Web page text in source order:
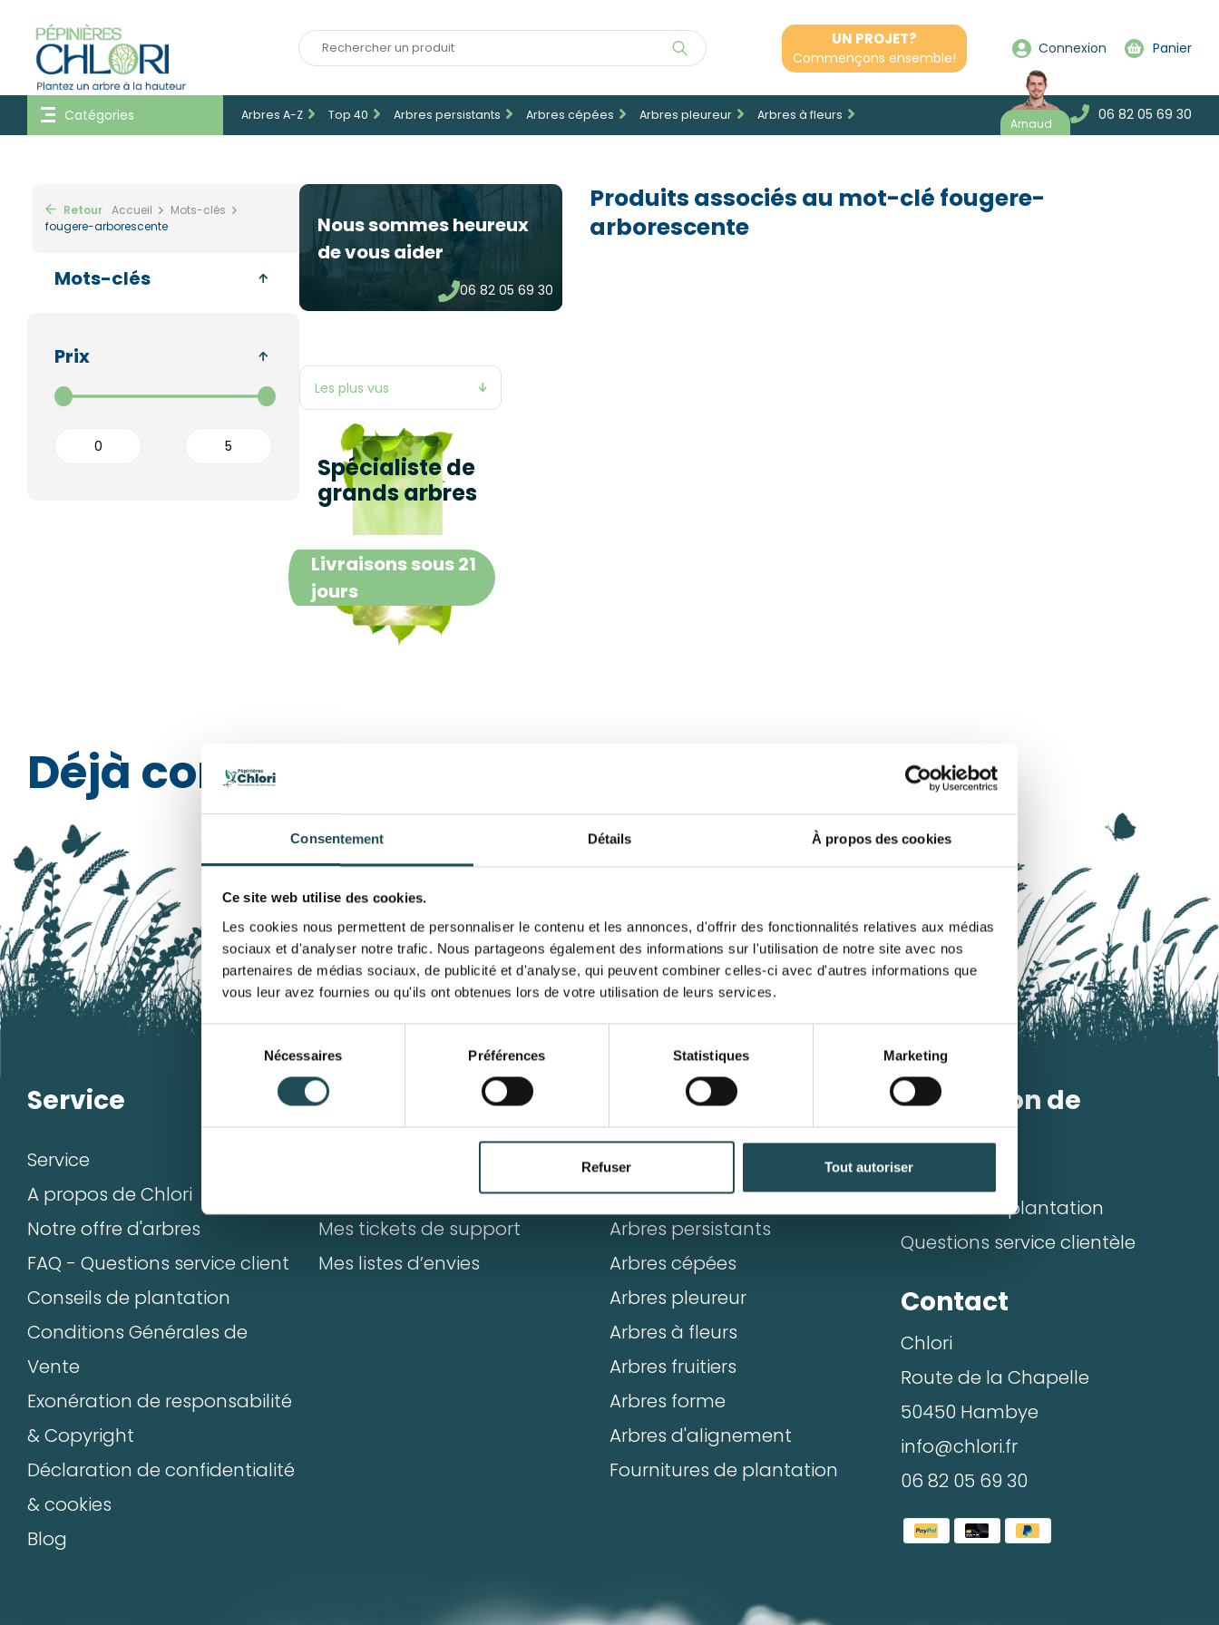
Consentement Détails À propos des cookies
Ce site web utilise des cookies.
Les cookies nous permettent de personnaliser le contenu et les annonces, d'offrir des fonctionnalités relatives aux médias
sociaux et d'analyser notre trafic. Nous partageons également des informations sur l'utilisation de notre site avec nos
partenaires de médias sociaux, de publicité et d'analyse, qui peuvent combiner celles-ci avec d'autres informations que
vous leur avez fournies ou qu'ils ont obtenues lors de votre utilisation de leurs services.
consentement
Nécessaires Préférences Statistiques Marketing
Refuser Tout autoriser
UN PROJET?
Commençons ensemble!
Connexion Panier
Catégories Arbres A-Z Top 40 Arbres persistants Arbres cépées Arbres pleureur Arbres à fleurs
Arnaud
06 82 05 69 30
-
+Ajouter un produit
Retour Accueil
Mots-clés
fougere-arborescente
Mots-clés
Prix
Nous sommes heureux
de vous aider
06 82 05 69 30
Produits associés au mot-clé fougere-
arborescente
Spécialiste de
grands arbres
Livraisons sous 21
jours
Déjà consulté
Nom du produit
Quantité désirée*
- +
Commentaires
Numéro de téléphone*
Service
Service
A propos de Chlori
Notre offre d'arbres
FAQ - Questions service client
Conseils de plantation
Conditions Générales de
Vente
Exonération de responsabilité
& Copyright
Déclaration de confidentialité
& cookies
Blog
Mon compte
Mes tickets de support
Mes listes d’envies
Catégories
Arbres A-Z
Top 40
Arbres persistants
Arbres cépées
Arbres pleureur
Arbres à fleurs
Arbres fruitiers
Arbres forme
Arbres d'alignement
Fournitures de plantation
Plantation de
l'arbre
Conseils de plantation
Questions service clientèle
Contact
Chlori
Route de la Chapelle
50450 Hambye
info@chlori.fr
06 82 05 69 30